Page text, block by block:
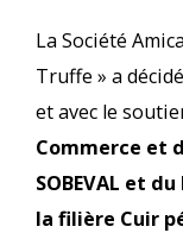
La Société
Truffe » a
et avec le
Commerce et
SOBEVAL et
la filière Cuir